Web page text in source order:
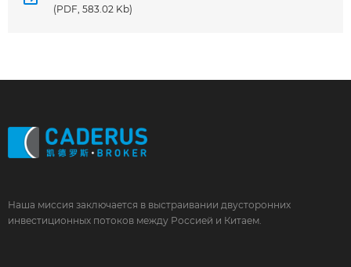
(PDF, 583.02 Kb)
Наша миссия заключается в выстраивании двусторонних
инвестиционных потоков между Россией и Китаем.